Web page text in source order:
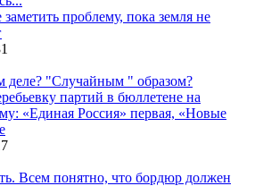
проблему, пока земля не
деле? "Случайным " образом?
партий в бюллетене на
«Единая Россия» первая, «Новые
Всем понятно, что бордюр должен